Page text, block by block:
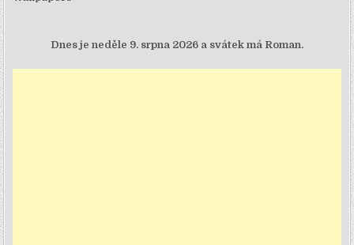
Dnes je neděle 9. srpna 2026 a svátek má Roman.